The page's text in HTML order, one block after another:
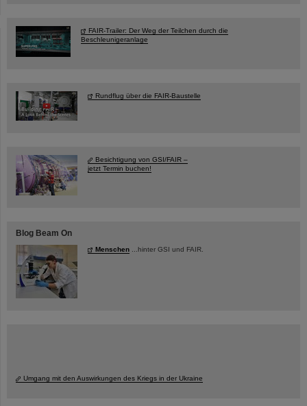
FAIR-Trailer: Der Weg der Teilchen durch die
Beschleunigeranlage
Rundflug über die FAIR-Baustelle
Besichtigung von GSI/FAIR –
jetzt Termin buchen!
Blog Beam On
Menschen ...hinter GSI und FAIR.
Umgang mit den Auswirkungen des Kriegs in der Ukraine